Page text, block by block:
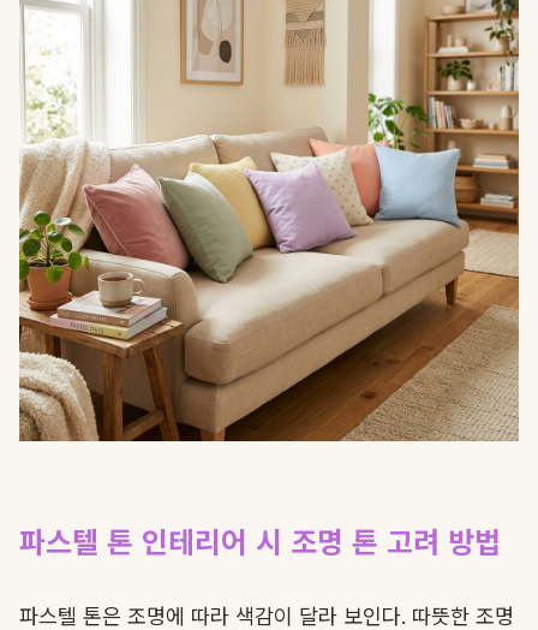
파스텔 톤 인테리어 시 조명 톤 고려 방법
파스텔 톤은 조명에 따라 색감이 달라 보인다. 따뜻한 조명